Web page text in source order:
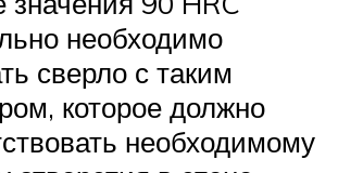
необходимо
сверло с таким
которое должно
необходимому